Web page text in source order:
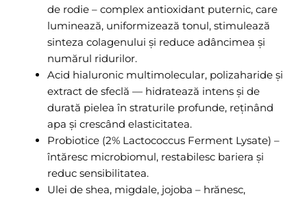
de rodie – complex antioxidant puternic, care
luminează, uniformizează tonul, stimulează
sinteza colagenului și reduce adâncimea și
numărul ridurilor.
Acid hialuronic multimolecular, polizaharide și
extract de sfeclă — hidratează intens și de
durată pielea în straturile profunde, reținând
apa și crescând elasticitatea.
Probiotice (2% Lactococcus Ferment Lysate) –
întăresc microbiomul, restabilesc bariera și
reduc sensibilitatea.
Ulei de shea, migdale, jojoba – hrănesc,